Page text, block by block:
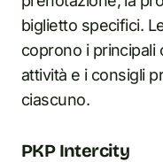
biglietto specifici.
coprono i principali
attività e i consigli
ciascuno.
PKP Intercity